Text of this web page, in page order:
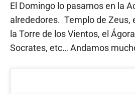
El Domingo lo pasamos en la
alrededores. Templo de Zeus,
la Torre de los Vientos, el
Socrates, etc… Andamos